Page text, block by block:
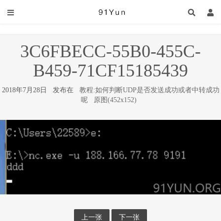
3C6FBECC-55B0-455C-
B459-71CF15185439
2018年7月28日 发布在 教程:如何判断UDP是否发送成功或者中转成功
呢
原图(452x152)
上一张 下一张